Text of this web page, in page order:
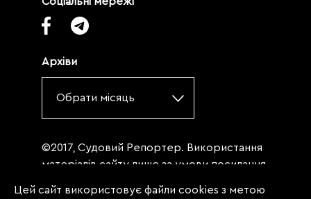
Архіви
Обрати місяць
©2017, Судовий Репортер. Використання
матеріалів сайту лише за умови посилання
Цей сайт використовує файли cookies з метою